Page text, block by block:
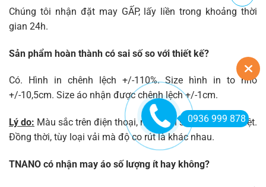
Chúng tôi nhận đặt may GẤP, lấy liền trong khoảng thời
gian 24h.
Sản phẩm hoàn thành có sai số so với thiết kế?
Có. Hình in chênh lệch +/-110%. Size hình in to nhỏ
+/-10,5cm. Size áo nhận được chênh lệch +/-1cm.
Lý do: Màu sắc trên điện thoại, máy tính sẽ có sự khác biệt.
Đồng thời, tùy loại vải mà độ co rút là khác nhau.
TNANO có nhận may áo số lượng ít hay không?
0936 999 878